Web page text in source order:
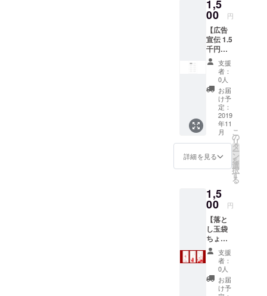
します
が、ご
希望の
表記を
備考欄
にご記
入くだ
さい。
本
名、
ニック
ネー
ム、ブ
ログ
名、屋
人名な
ど。
ば、ク
ラウド
ファン
ディン
グで得
られた
支援者
様の情
報をも
とにお
名前を
お届け
先に
て、お
手紙の
受け取
りをご
希望の
場合
「メー
ル」：
メール
アドレ
スに
て、
メール
の受信
をご希
合 ※2 お
おかけ
します
が、ご
希望の
表記を
備考欄
にご記
入くだ
さい。
本
名、
を、ブ
ログや
Twitter
などに
掲載 ※2
・落と
し玉袋
ぱんだ
5枚 ※1
ご希望
のリ
ターン
をオプ
ション
にてお
選びく
ださ
お届け
先に
て、お
手紙の
受け取
りをご
希望の
場合
「メー
ル」：
メール
1,5
00 円
【広告
宣伝 1.5
千円
コー
ス】 ・
感謝の
お手紙
または
メール
※1 ・ご
支援い
ただい
たあな
たのお
名前
を、ブ
Twitter
などに
掲載 ※2
・落と
し玉袋3
枚セッ
ト（い
ぬ・う
さぎ・
ぱんだ
全3種、
支援
者：
0人
お届
け予
定：
2019
年11
月
詳細を見る
こ
の
リ
タ
ー
ン
を
選
択
す
る
1,5
00 円
【落と
し玉袋
ちょう
だい！
1.5千円
コー
ス】 ・
感謝の
支援
者：
0人
お届
け予